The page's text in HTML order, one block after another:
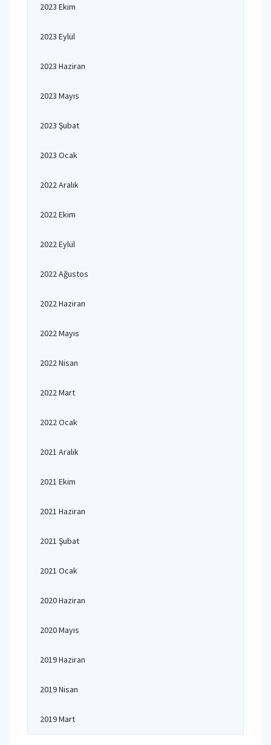
2023 Ekim
2023 Eylül
2023 Haziran
2023 Mayıs
2023 Şubat
2023 Ocak
2022 Aralık
2022 Ekim
2022 Eylül
2022 Ağustos
2022 Haziran
2022 Mayıs
2022 Nisan
2022 Mart
2022 Ocak
2021 Aralık
2021 Ekim
2021 Haziran
2021 Şubat
2021 Ocak
2020 Haziran
2020 Mayıs
2019 Haziran
2019 Nisan
2019 Mart